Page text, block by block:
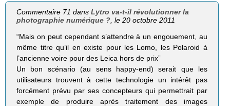
Commentaire 71 dansLytro va-t-il révolutionner la
photographie numérique ? , le 20 octobre 2011
“Mais on peut cependant s’attendre à un engouement, au
même titre qu’il en existe pour les Lomo, les Polaroid à
l’ancienne voire pour des Leica hors de prix”
Un bon scénario (au sens happy-end) serait que les
utilisateurs trouvent à cette technologie un intérêt pas
forcément prévu par ses concepteurs qui permettrait par
exemple de produire après traitement des images